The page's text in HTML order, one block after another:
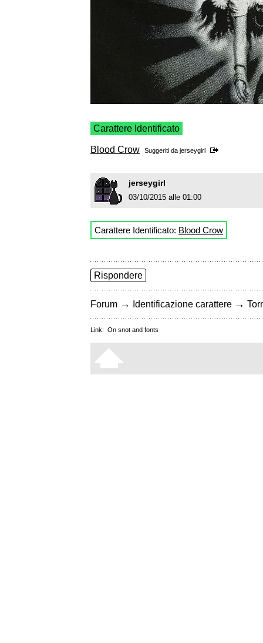
Carattere Identificato
Blood Crow Suggeriti da jerseygirl
jerseygirl
03/10/2015 alle 01:00
Carattere Identificato: Blood Crow
Rispondere
Forum → Identificazione carattere →
Link: On snot and fonts